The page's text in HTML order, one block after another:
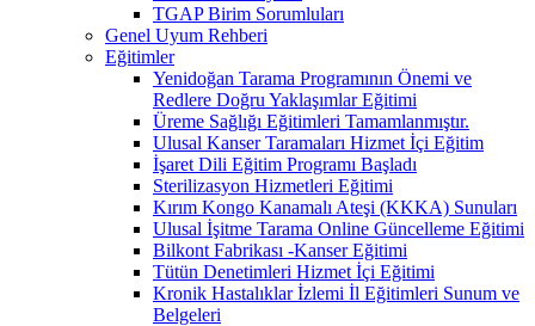
TGAP Birim Sorumluları
Genel Uyum Rehberi
Eğitimler
Yenidoğan Tarama Programının Önemi ve
Redlere Doğru Yaklaşımlar Eğitimi
Üreme Sağlığı Eğitimleri Tamamlanmıştır.
Ulusal Kanser Taramaları Hizmet İçi Eğitim
İşaret Dili Eğitim Programı Başladı
Sterilizasyon Hizmetleri Eğitimi
Kırım Kongo Kanamalı Ateşi (KKKA) Sunuları
Ulusal İşitme Tarama Online Güncelleme Eğitimi
Bilkont Fabrikası -Kanser Eğitimi
Tütün Denetimleri Hizmet İçi Eğitimi
Kronik Hastalıklar İzlemi İl Eğitimleri Sunum ve
Belgeleri